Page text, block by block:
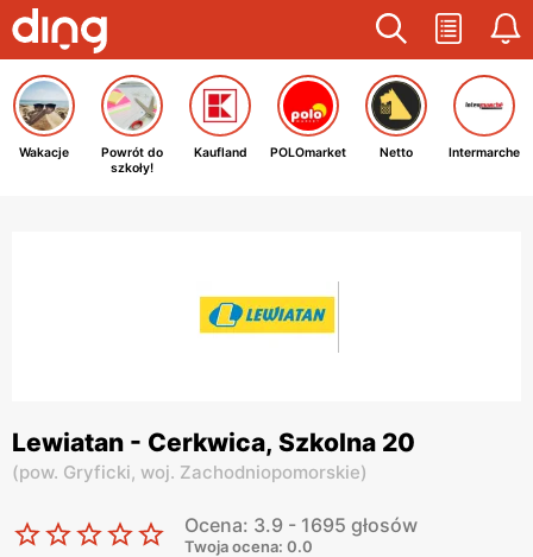
Wakacje
Powrót do
szkoły!
Kaufland POLOmarket Netto Intermarche
Lewiatan - Cerkwica, Szkolna 20
(pow. Gryficki, woj. Zachodniopomorskie)
Ocena: 3.9 - 1695 głosów
Twoja ocena: 0.0